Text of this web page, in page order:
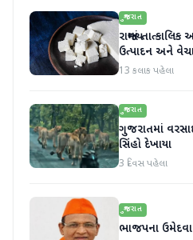
ગુજરાત
રાજ્યમાં
ઉત્પાદન અને
13 કલાક પહેલા
ગુજરાત
ગુજરાતમાં
સિંહો દેખાયા
3 દિવસ પહેલા
ગુજરાત
ભાજપના